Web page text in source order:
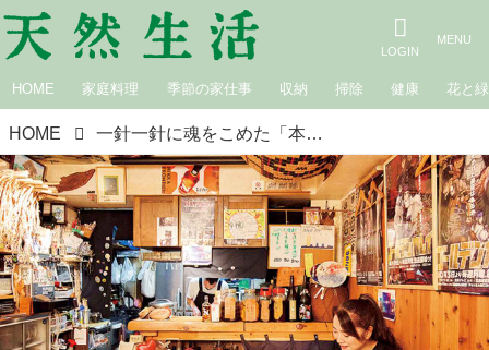
HOME 家庭料理 季節の家仕事 収納 掃除 健康 花と緑
HOME 一針一針に魂をこめた「本物のアイヌ刺しゅう」を日常に。デニムシャツやバッグに刺して“民族の誇り”を身につけたい／ハルコㇿ店主・宇佐照代さん